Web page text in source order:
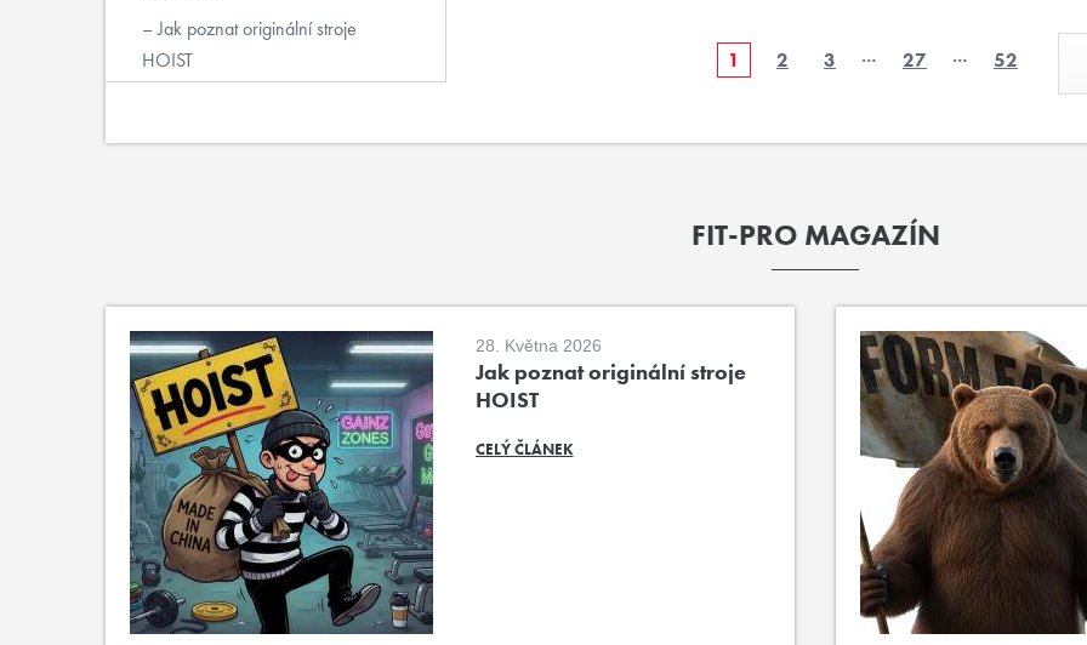
1 2 3 … 27 … 52
Jak poznat originální stroje
HOIST
FIT-PRO MAGAZÍN
28. Května 2026
Jak poznat originální stroje
HOIST
CELÝ ČLÁNEK